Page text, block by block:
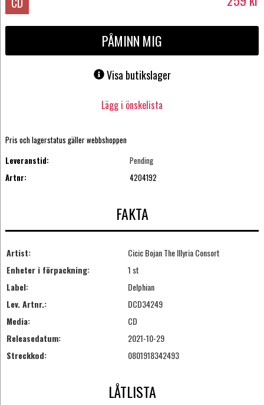
PÅMINN MIG
Visa butikslager
Lägg i önskelista
Pris och lagerstatus gäller webbshoppen
Leveranstid:
Pending
Artnr:
4204192
FAKTA
Artist:
Cicic Bojan The Illyria Consort
Enheter i förpackning:
1 st
Label:
Delphian
Lev. Artnr.:
DCD34249
Media:
CD
Releasedatum:
2021-10-29
Streckkod:
0801918342493
LÅTLISTA